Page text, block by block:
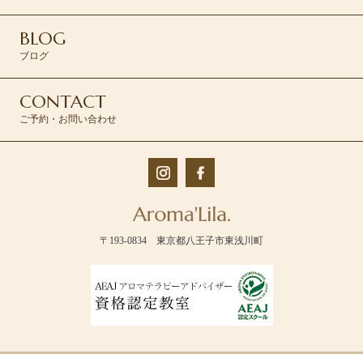
BLOG
ブログ
CONTACT
ご予約・お問い合わせ
〒193-0834 東京都八王子市東浅川町